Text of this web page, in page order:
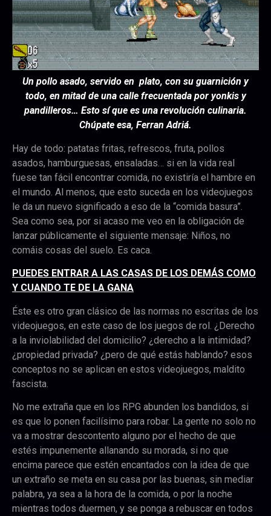
Un pollo asado, servido en plato, con su guarnición y
todo, en mitad de una calle frecuentada por yonkis y
pandilleros… Esto sí que es una revolución culinaria.
Chúpate esa, Ferran Adriá.
Hay de todo: patatas fritas, refrescos, fruta, pollos
asados, hamburguesas, ensaladas… si en la vida real
fuese tan fácil encontrar comida, no existiría el hambre en
el mundo. Al menos, que esto suceda en los videojuegos
le da un nuevo significado a eso de la “comida basura”.
Sea como sea, por si acaso me veo en la obligación de
lanzar públicamente el siguiente mensaje: Niños, no
comáis cosas del suelo. Es caca.
PUEDES ENTRAR A LAS CASAS DE LOS DEMÁS COMO
Y CUANDO TE DE LA GANA
Éste es otro gran clásico de las normas no escritas de los
videojuegos, en este caso de los juegos de rol. ¿Derecho
a la inviolabilidad del domicilio? ¿derecho a la intimidad?
¿propiedad privada? ¿pero de qué estás hablando? esos
conceptos no se aplican en estos videojuegos, maldito
fascista.
No me extraña que en los RPG abunden los bandidos, si
es que lo ponen facilísimo para robar. La gente no solo no
va a mostrar descontento alguno por el hecho de que
estés impunemente allanando su morada, si no que
encima parece que estén encantados con la idea de que
un extraño se meta en su casa por las buenas, sin mediar
palabra, ya sea a la hora de la comida, o por la noche
mientras todos duermen, y se ponga a rebuscar en todos